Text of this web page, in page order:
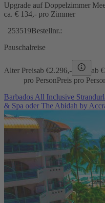
Upgrade auf Doppelzimmer
ca. € 134,- pro Zimmer
253519Bestellnr.:
Pauschalreise
Alter Preisab €2.296,- ab €
pro PersonPreis pro
Barbados All Inclusive
& Spa oder The Abidah by